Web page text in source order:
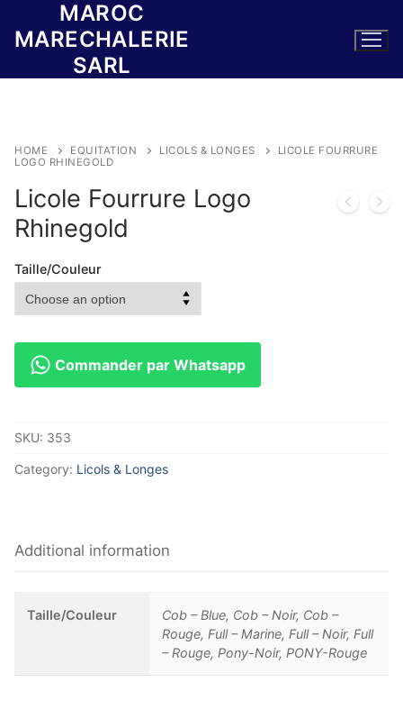
MAROC
MARECHALERIE
SARL
HOME EQUITATION LICOLS & LONGES
LICOLE FOURRURE
LOGO RHINEGOLD
Licole Fourrure Logo
Rhinegold
Taille/Couleur
Commander par Whatsapp
SKU: 353
Category: Licols & Longes
Additional information
Taille/Couleur
Cob – Blue, Cob – Noir, Cob –
Rouge, Full – Marine, Full – Noir, Full
– Rouge, Pony-Noir, PONY-Rouge